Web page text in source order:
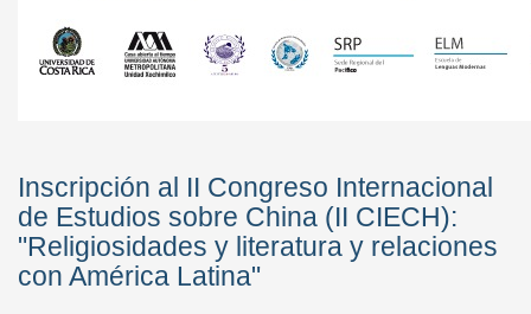
Inscripción al II Congreso Internacional
de Estudios sobre China (II CIECH):
"Religiosidades y literatura y relaciones
con América Latina"